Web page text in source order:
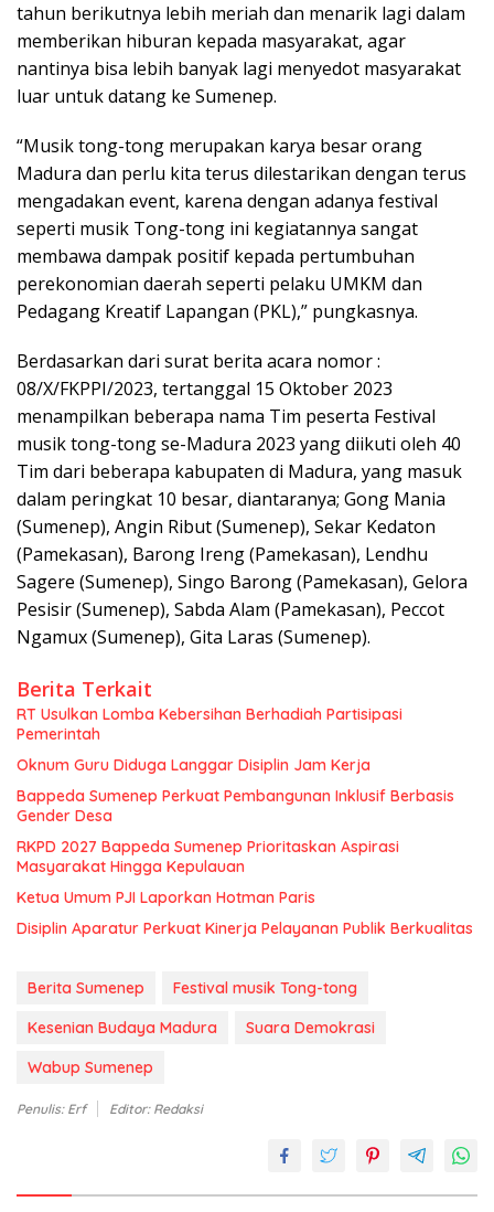
tahun berikutnya lebih meriah dan menarik lagi dalam
memberikan hiburan kepada masyarakat, agar
nantinya bisa lebih banyak lagi menyedot masyarakat
luar untuk datang ke Sumenep.
“Musik tong-tong merupakan karya besar orang
Madura dan perlu kita terus dilestarikan dengan terus
mengadakan event, karena dengan adanya festival
seperti musik Tong-tong ini kegiatannya sangat
membawa dampak positif kepada pertumbuhan
perekonomian daerah seperti pelaku UMKM dan
Pedagang Kreatif Lapangan (PKL),” pungkasnya.
Berdasarkan dari surat berita acara nomor :
08/X/FKPPI/2023, tertanggal 15 Oktober 2023
menampilkan beberapa nama Tim peserta Festival
musik tong-tong se-Madura 2023 yang diikuti oleh 40
Tim dari beberapa kabupaten di Madura, yang masuk
dalam peringkat 10 besar, diantaranya; Gong Mania
(Sumenep), Angin Ribut (Sumenep), Sekar Kedaton
(Pamekasan), Barong Ireng (Pamekasan), Lendhu
Sagere (Sumenep), Singo Barong (Pamekasan), Gelora
Pesisir (Sumenep), Sabda Alam (Pamekasan), Peccot
Ngamux (Sumenep), Gita Laras (Sumenep).
Berita Terkait
RT Usulkan Lomba Kebersihan Berhadiah Partisipasi
Pemerintah
Oknum Guru Diduga Langgar Disiplin Jam Kerja
Bappeda Sumenep Perkuat Pembangunan Inklusif Berbasis
Gender Desa
RKPD 2027 Bappeda Sumenep Prioritaskan Aspirasi
Masyarakat Hingga Kepulauan
Ketua Umum PJI Laporkan Hotman Paris
Disiplin Aparatur Perkuat Kinerja Pelayanan Publik Berkualitas
Berita Sumenep
Festival musik Tong-tong
Kesenian Budaya Madura
Suara Demokrasi
Wabup Sumenep
Penulis: Erf Editor: Redaksi